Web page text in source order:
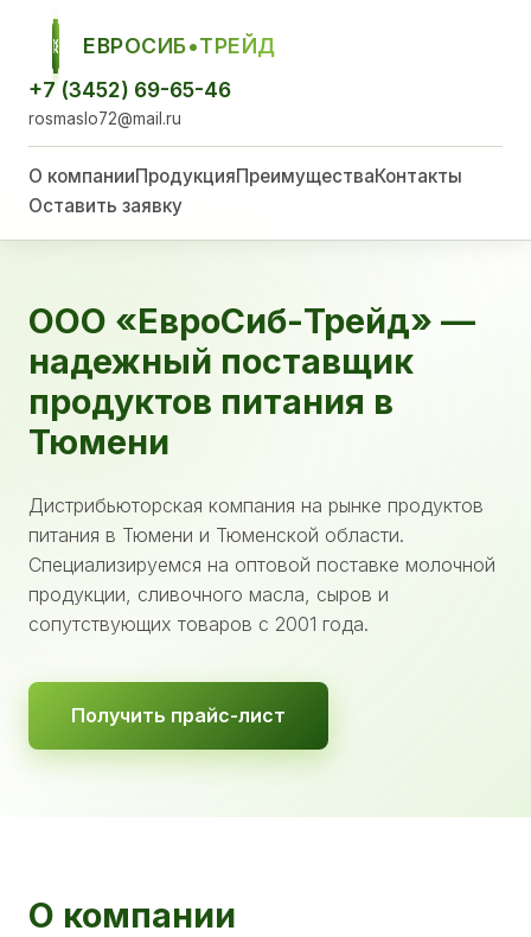
ЕСТ
ЕВРОСИБ•ТРЕЙД
+7 (3452) 69-65-46
rosmaslo72@mail.ru
О компанииПродукцияПреимуществаКонтакты
Оставить заявку
ООО «ЕвроСиб-Трейд» —
надежный поставщик
продуктов питания в
Тюмени
Дистрибьюторская компания на рынке продуктов
питания в Тюмени и Тюменской области.
Специализируемся на оптовой поставке молочной
продукции, сливочного масла, сыров и
сопутствующих товаров с 2001 года.
Получить прайс-лист
О компании